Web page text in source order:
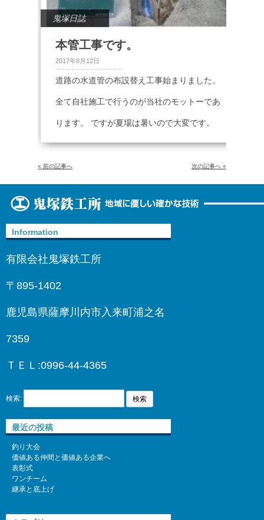
鬼塚日誌
本管工事です。
2017年8月12日
道路の水道管の布設替え工事始まりました。
全て自社施工で行うのが当社のモットーであ
ります。 ですが夏場は暑いので大変です。
次の記事へ »
« 前の記事へ
Information
有限会社鬼塚鉄工所
〒895-1402
鹿児島県薩摩川内市入来町浦之名
7359
ＴＥＬ:0996-44-4365
検索:
最近の投稿
釣り大会
価値ある仲間と価値ある企業へ
表彰式
ワンチーム
継承と底上げ